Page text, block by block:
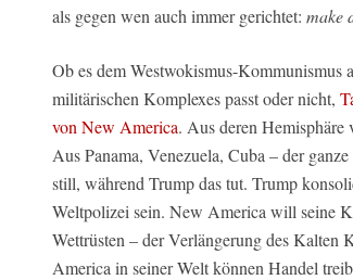
als gegen wen auch immer gerichtet: make
Ob es dem Westwokismus-
militärischen Komplexes passt oder nicht,
von New America. Aus deren Hemisphäre
Aus Panama, Venezuela, Cuba – der
still, während Trump das tut. Trump
Weltpolizei sein. New America will seine
Wettrüsten – der Verlängerung des Kalten
America in seiner Welt können Handel